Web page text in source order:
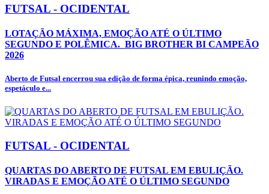
FUTSAL - OCIDENTAL
LOTAÇÃO MÁXIMA, EMOÇÃO ATÉ O ÚLTIMO
SEGUNDO E POLÊMICA. BIG BROTHER BI CAMPEÃO
2026
Aberto de Futsal encerrou sua edição de forma épica, reunindo emoção,
espetáculo e...
FUTSAL - OCIDENTAL
QUARTAS DO ABERTO DE FUTSAL EM EBULIÇÃO.
VIRADAS E EMOÇÃO ATÉ O ÚLTIMO SEGUNDO